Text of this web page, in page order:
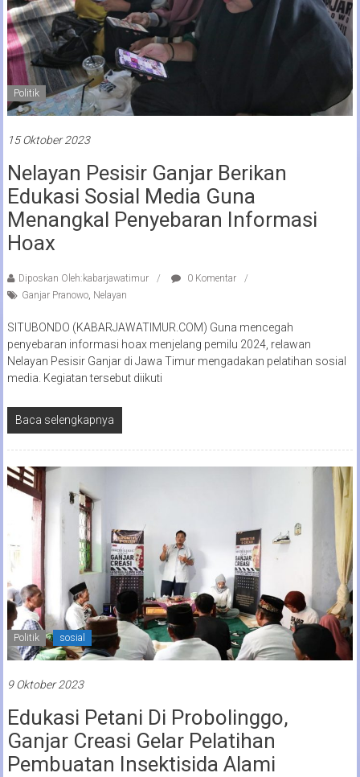
Politik
15 Oktober 2023
Nelayan Pesisir Ganjar Berikan
Edukasi Sosial Media Guna
Menangkal Penyebaran Informasi
Hoax
Diposkan Oleh:kabarjawatimur
0 Komentar
Ganjar Pranowo, Nelayan
SITUBONDO (KABARJAWATIMUR.COM) Guna mencegah
penyebaran informasi hoax menjelang pemilu 2024, relawan
Nelayan Pesisir Ganjar di Jawa Timur mengadakan pelatihan sosial
media. Kegiatan tersebut diikuti
Baca selengkapnya
Politik sosial
9 Oktober 2023
Edukasi Petani Di Probolinggo,
Ganjar Creasi Gelar Pelatihan
Pembuatan Insektisida Alami